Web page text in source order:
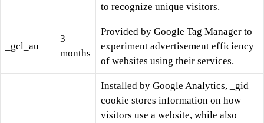
to recognize unique visitors.
_gcl_au
3
months
Provided by Google Tag Manager to
experiment advertisement efficiency
of websites using their services.
Installed by Google Analytics, _gid
cookie stores information on how
visitors use a website, while also